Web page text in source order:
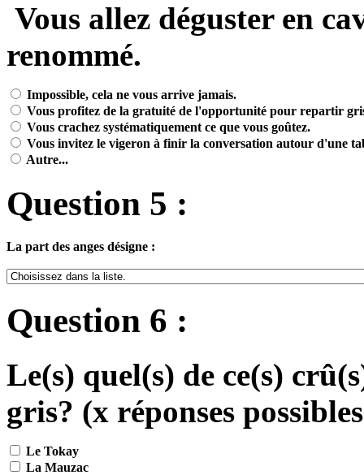
Vous allez déguster en
renommé.
Impossible, cela ne vous arrive jamais.
Vous profitez de la gratuité de l'opportunité pour repartir
Vous crachez systématiquement ce que vous goûtez.
Vous invitez le vigeron à finir la conversation autour d'une
Autre...
Question 5 :
La part des anges désigne :
Question 6 :
Le(s) quel(s) de ce(s)
gris? (x réponses
Le Tokay
La Mauzac